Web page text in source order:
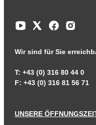
Wir sind für Sie
T: +43 (0) 316 80 44 0
F: +43 (0) 316 81 56 71
UNSERE